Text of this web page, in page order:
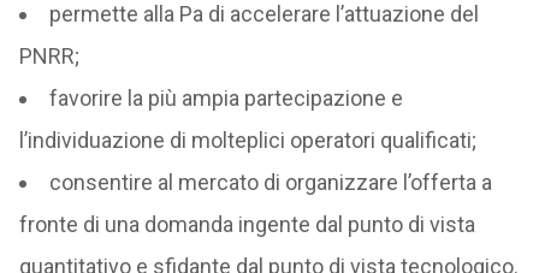
permette alla Pa di accelerare l’attuazione del
PNRR;
favorire la più ampia partecipazione e
l’individuazione di molteplici operatori qualificati;
consentire al mercato di organizzare l’offerta a
fronte di una domanda ingente dal punto di vista
quantitativo e sfidante dal punto di vista tecnologico.